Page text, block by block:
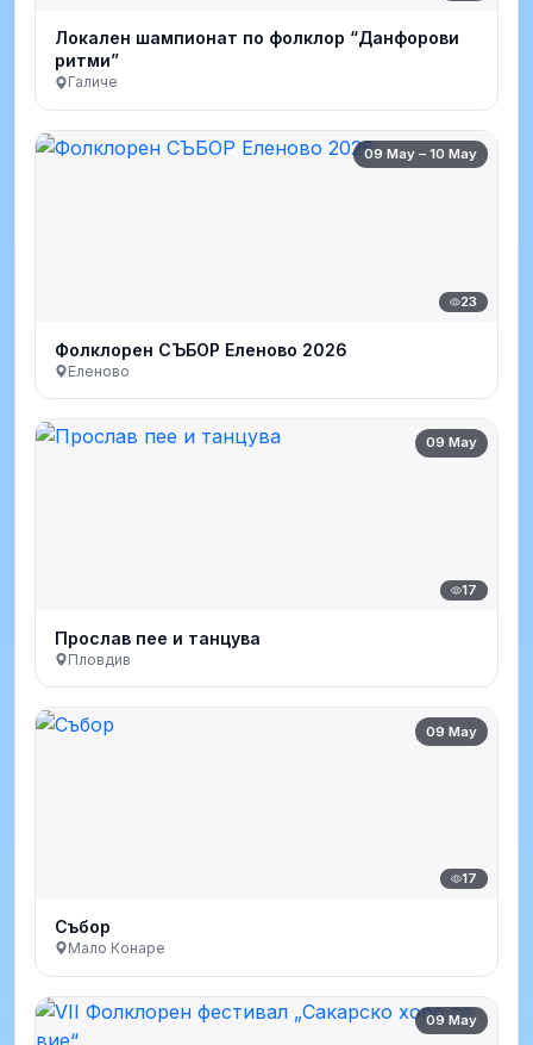
Локален шампионат по фолклор “Данфорови
ритми”
Галиче
09 May – 10 May
23
Фолклорен СЪБОР Еленово 2026
Еленово
09 May
17
Прослав пее и танцува
Пловдив
09 May
17
Събор
Мало Конаре
09 May